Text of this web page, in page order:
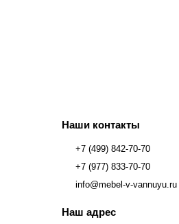
Наши контакты
+7 (499) 842-70-70
+7 (977) 833-70-70
info@mebel-v-vannuyu.ru
Наш адрес